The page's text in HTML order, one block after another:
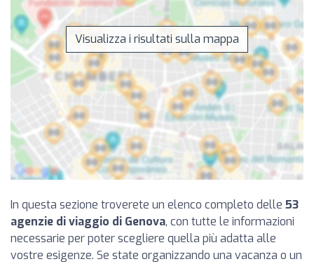
Visualizza i risultati sulla mappa
In questa sezione troverete un elenco completo delle 53
agenzie di viaggio di Genova, con tutte le informazioni
necessarie per poter scegliere quella più adatta alle
vostre esigenze. Se state organizzando una vacanza o un